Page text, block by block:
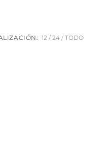
12 24 TODO